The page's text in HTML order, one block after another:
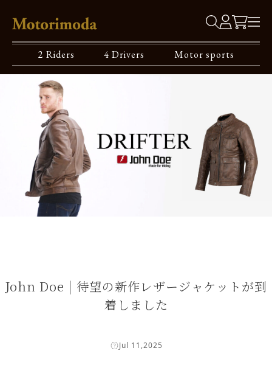
2 Riders 4 Drivers Motor sports
John Doe | 待望の新作レザージャケットが到
着しました
Jul 11,2025